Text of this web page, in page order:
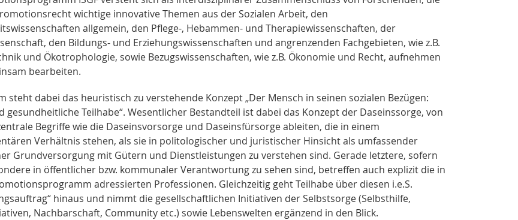
wichtige innovative Themen aus der Sozialen Arbeit, den
allgemein, den Pflege-, Hebammen- und Therapiewissenschaften, der
den Bildungs- und Erziehungswissenschaften und angrenzenden Fachgebieten, wie z.B.
und Ökotrophologie, sowie Bezugswissenschaften, wie z.B. Ökonomie und Recht, aufnehmen
bearbeiten.
steht dabei das heuristisch zu verstehende Konzept „Der Mensch in seinen sozialen Bezügen:
gesundheitliche Teilhabe“. Wesentlicher Bestandteil ist dabei das Konzept der Daseinssorge, von
Begriffe wie die Daseinsvorsorge und Daseinsfürsorge ableiten, die in einem
Verhältnis stehen, als sie in politologischer und juristischer Hinsicht als umfassender
Grundversorgung mit Gütern und Dienstleistungen zu verstehen sind. Gerade letztere, sofern
in öffentlicher bzw. kommunaler Verantwortung zu sehen sind, betreffen auch explizit die in
adressierten Professionen. Gleichzeitig geht Teilhabe über diesen i.e.S.
hinaus und nimmt die gesellschaftlichen Initiativen der Selbstsorge (Selbsthilfe,
Nachbarschaft, Community etc.) sowie Lebenswelten ergänzend in den Blick.